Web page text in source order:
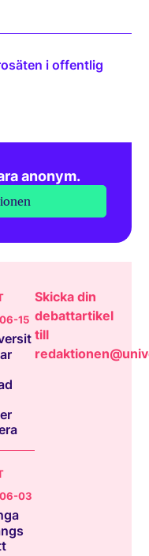
i offentlig
anonym.
15
03
Skicka din
debattartikel
till